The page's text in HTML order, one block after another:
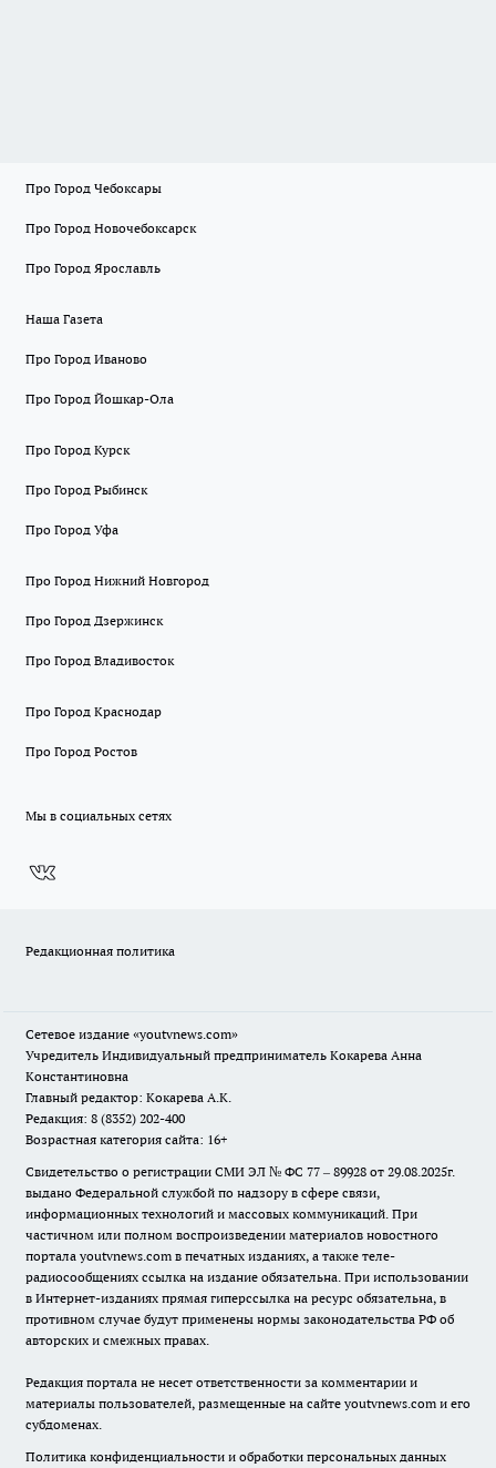
Про Город Чебоксары
Про Город Новочебоксарск
Про Город Ярославль
Наша Газета
Про Город Иваново
Про Город Йошкар-Ола
Про Город Курск
Про Город Рыбинск
Про Город Уфа
Про Город Нижний Новгород
Про Город Дзержинск
Про Город Владивосток
Про Город Краснодар
Про Город Ростов
Мы в социальных сетях
Редакционная политика
Сетевое издание «youtvnews.com»
Учредитель Индивидуальный предприниматель Кокарева Анна
Константиновна
Главный редактор: Кокарева А.К.
Редакция: 8 (8352) 202-400
Возрастная категория сайта: 16+
Свидетельство о регистрации СМИ ЭЛ № ФС 77 – 89928 от 29.08.2025г.
выдано Федеральной службой по надзору в сфере связи,
информационных технологий и массовых коммуникаций. При
частичном или полном воспроизведении материалов новостного
портала youtvnews.com в печатных изданиях, а также теле-
радиосообщениях ссылка на издание обязательна. При использовании
в Интернет-изданиях прямая гиперссылка на ресурс обязательна, в
противном случае будут применены нормы законодательства РФ об
авторских и смежных правах.
Редакция портала не несет ответственности за комментарии и
материалы пользователей, размещенные на сайте youtvnews.com и его
субдоменах.
Политика конфиденциальности и обработки персональных данных